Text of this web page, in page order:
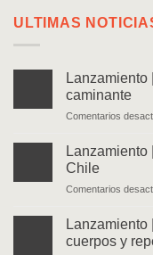
ULTIMAS
Lanzamiento
caminante
Comentarios
Chile
Comentarios
Lanzamiento
cuerpos y